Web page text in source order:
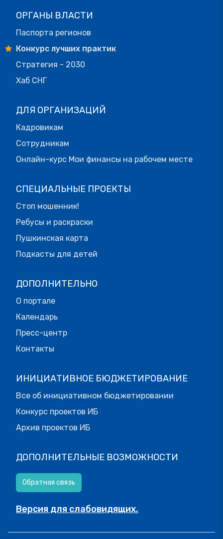
ОРГАНЫ ВЛАСТИ
Паспорта регионов
Конкурс лучших практик
Стратегия - 2030
Хаб СНГ
ДЛЯ ОРГАНИЗАЦИЙ
Кадровикам
Сотрудникам
Онлайн-курс Мои финансы на рабочем месте
СПЕЦИАЛЬНЫЕ ПРОЕКТЫ
Стоп мошенник!
Ребусы и раскраски
Пушкинская карта
Подкасты для детей
ДОПОЛНИТЕЛЬНО
О портале
Календарь
Пресс-центр
Контакты
ИНИЦИАТИВНОЕ БЮДЖЕТИРОВАНИЕ
Все об инициативном бюджетировании
Конкурс проектов ИБ
Архив проектов ИБ
ДОПОЛНИТЕЛЬНЫЕ ВОЗМОЖНОСТИ
Обратная связь
Версия для слабовидящих.